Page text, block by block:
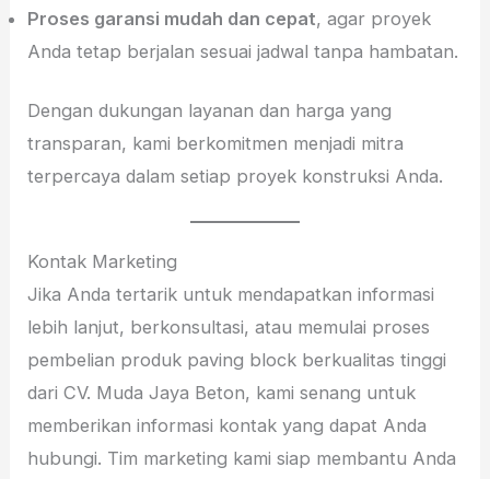
Proses garansi mudah dan cepat, agar proyek
Anda tetap berjalan sesuai jadwal tanpa hambatan.
Dengan dukungan layanan dan harga yang
transparan, kami berkomitmen menjadi mitra
terpercaya dalam setiap proyek konstruksi Anda.
Kontak Marketing
Jika Anda tertarik untuk mendapatkan informasi
lebih lanjut, berkonsultasi, atau memulai proses
pembelian produk paving block berkualitas tinggi
dari CV. Muda Jaya Beton, kami senang untuk
memberikan informasi kontak yang dapat Anda
hubungi. Tim marketing kami siap membantu Anda